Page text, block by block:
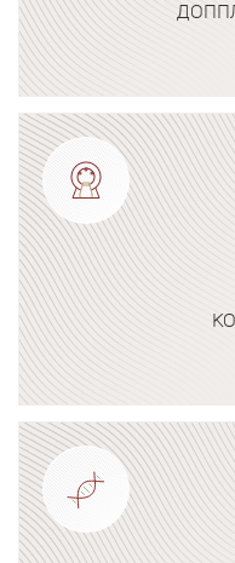
Подробнее о программе
Подробнее о программе